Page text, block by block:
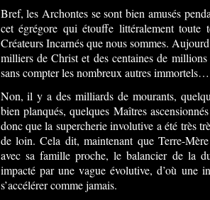
Bref, les Archontes se sont bien amusés
cet égrégore qui étouffe littéralement toute
Créateurs Incarnés que nous sommes.
milliers de Christ et des centaines de millions
sans compter les nombreux autres immortels…
Non, il y a des milliards de mourants,
bien planqués, quelques Maîtres
donc que la supercherie involutive a été très
de loin. Cela dit, maintenant que Terre-
avec sa famille proche, le balancier de la
impacté par une vague évolutive, d’où une
s’accélérer comme jamais.